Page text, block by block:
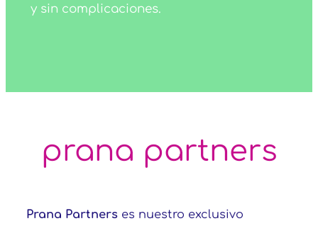
y sin complicaciones.
prana partners
Prana Partnerses nuestro exclusivo